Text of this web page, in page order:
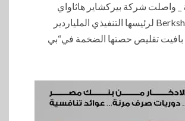
_ واصلت شركة بيركشاير هاثاواي
Berkshire Hathaway لرئيسها التنفيذي الملياردير
بافيت تقليص حصتها الضخمة في“بي